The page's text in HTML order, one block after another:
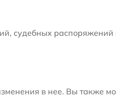
судебных
в нее. Вы также